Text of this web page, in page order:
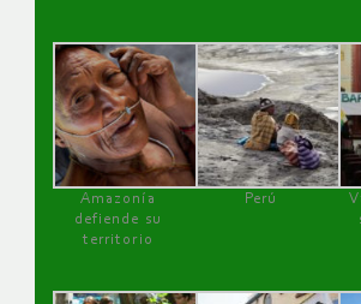
Amazonía
defiende su
territorio
Perú